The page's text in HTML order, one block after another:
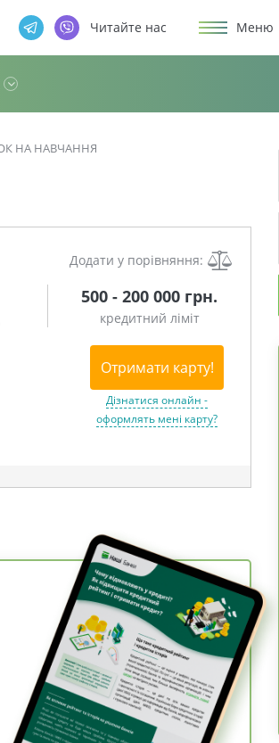
Читайте нас Меню
НА НАВЧАННЯ
Додати у порівняння:
500 - 200 000 грн.
кредитний ліміт
Отримати карту!
Дізнатися онлайн -
оформлять мені карту?